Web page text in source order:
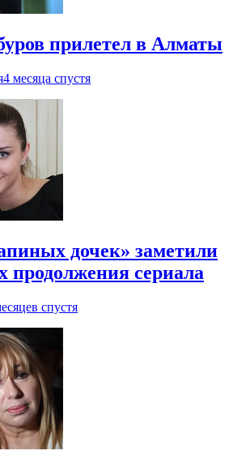
прилетел в Алматы
4 месяца спустя
дочек» заметили
продолжения сериала
спустя